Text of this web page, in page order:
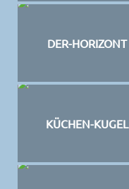
DER-HORIZONT
KÜCHEN-KUGEL